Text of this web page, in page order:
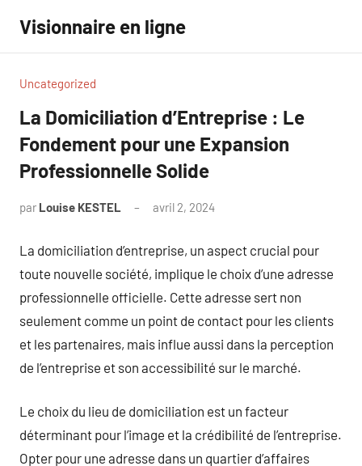
contenu
Visionnaire en ligne
Uncategorized
La Domiciliation d’Entreprise : Le
Fondement pour une Expansion
Professionnelle Solide
par Louise KESTEL avril 2, 2024
La domiciliation d’entreprise, un aspect crucial pour
toute nouvelle société, implique le choix d’une adresse
professionnelle officielle. Cette adresse sert non
seulement comme un point de contact pour les clients
et les partenaires, mais influe aussi dans la perception
de l’entreprise et son accessibilité sur le marché.
Le choix du lieu de domiciliation est un facteur
déterminant pour l’image et la crédibilité de l’entreprise.
Opter pour une adresse dans un quartier d’affaires